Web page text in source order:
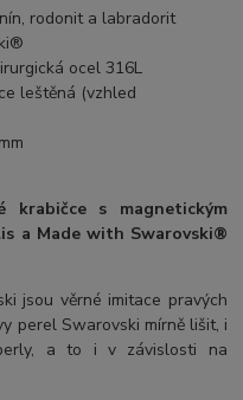
rodonit a labradorit
ocel 316L
leštěná (vzhled
krabičce s magnetickým
a Made with Swarovski®
jsou věrné imitace pravých
perel Swarovski mírně lišit, i
a to i v závislosti na